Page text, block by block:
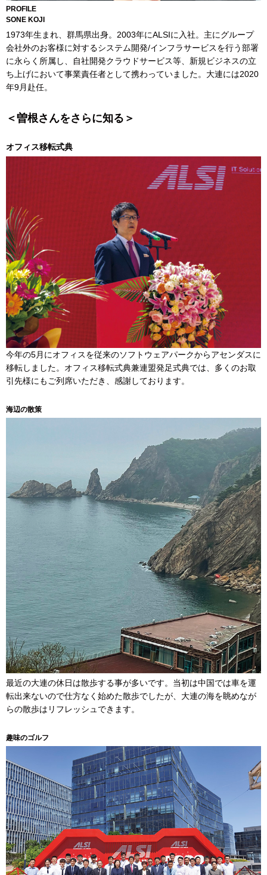
PROFILE
SONE KOJI
1973年生まれ、群馬県出身。2003年にALSIに入社。主にグループ
会社外のお客様に対するシステム開発/インフラサービスを行う部署
に永らく所属し、自社開発クラウドサービス等、新規ビジネスの立
ち上げにおいて事業責任者として携わっていました。大連には2020
年9月赴任。
＜曽根さんをさらに知る＞
オフィス移転式典
今年の5月にオフィスを従来のソフトウェアパークからアセンダスに
移転しました。オフィス移転式典兼連盟発足式典では、多くのお取
引先様にもご列席いただき、感謝しております。
海辺の散策
最近の大連の休日は散歩する事が多いです。当初は中国では車を運
転出来ないので仕方なく始めた散歩でしたが、大連の海を眺めなが
らの散歩はリフレッシュできます。
趣味のゴルフ